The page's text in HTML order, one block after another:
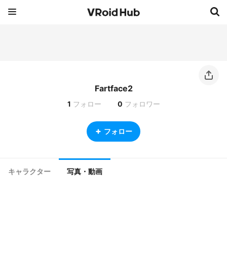
Fartface2
1 フォロー 0 フォロワー
フォロー
キャラクター 写真・動画